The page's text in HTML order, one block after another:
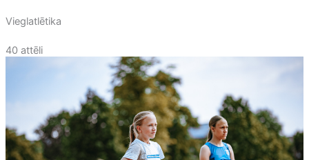
Vieglatlētika
40 attēli